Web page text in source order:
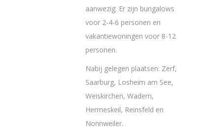
aanwezig. Er zijn bungalows
voor 2-4-6 personen en
vakantiewoningen voor 8-12
personen.
Nabij gelegen plaatsen: Zerf,
Saarburg, Losheim am See,
Weiskirchen, Wadern,
Hermeskeil, Reinsfeld en
Nonnweiler.